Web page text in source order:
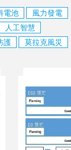
電池
風力發電
人工智慧
護
莫拉克風災